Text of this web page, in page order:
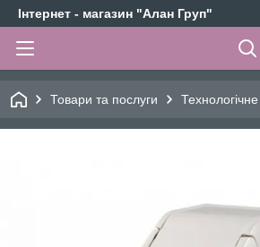
Інтернет - магазин "Алан Груп"
Товари та послуги